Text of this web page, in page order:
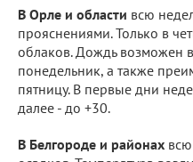
В Орле и области всю
прояснениями. Только в
облаков. Дождь возможен
понедельник, а также
пятницу. В первые дни
далее - до +30.
В Белгороде и районах